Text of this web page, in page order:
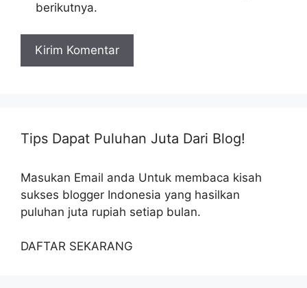
berikutnya.
Tips Dapat Puluhan Juta Dari Blog!
Masukan Email anda Untuk membaca kisah
sukses blogger Indonesia yang hasilkan
puluhan juta rupiah setiap bulan.
DAFTAR SEKARANG